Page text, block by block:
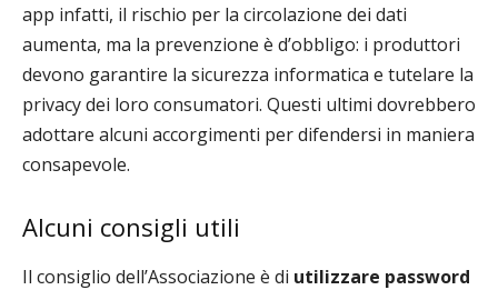
app infatti, il rischio per la circolazione dei dati
aumenta, ma la prevenzione è d’obbligo: i produttori
devono garantire la sicurezza informatica e tutelare la
privacy dei loro consumatori. Questi ultimi dovrebbero
adottare alcuni accorgimenti per difendersi in maniera
consapevole.
Alcuni consigli utili
Il consiglio dell’Associazione è di utilizzare password